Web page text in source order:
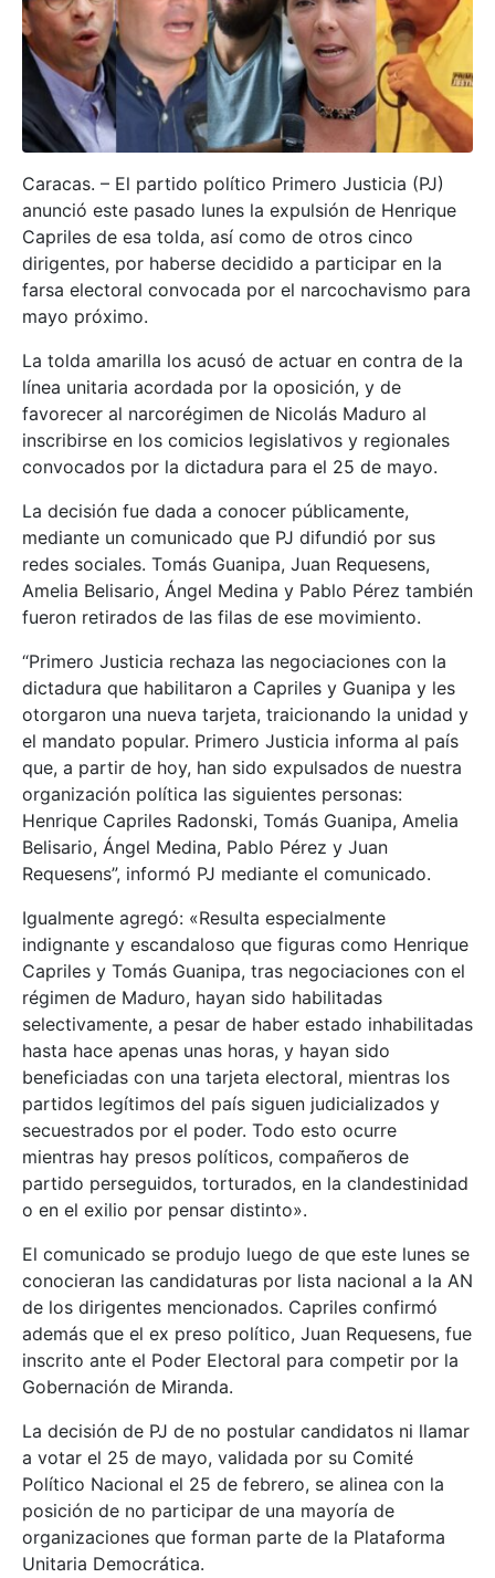
Caracas. – El partido político Primero Justicia (PJ)
anunció este pasado lunes la expulsión de Henrique
Capriles de esa tolda, así como de otros cinco
dirigentes, por haberse decidido a participar en la
farsa electoral convocada por el narcochavismo para
mayo próximo.
La tolda amarilla los acusó de actuar en contra de la
línea unitaria acordada por la oposición, y de
favorecer al narcorégimen de Nicolás Maduro al
inscribirse en los comicios legislativos y regionales
convocados por la dictadura para el 25 de mayo.
La decisión fue dada a conocer públicamente,
mediante un comunicado que PJ difundió por sus
redes sociales. Tomás Guanipa, Juan Requesens,
Amelia Belisario, Ángel Medina y Pablo Pérez también
fueron retirados de las filas de ese movimiento.
“Primero Justicia rechaza las negociaciones con la
dictadura que habilitaron a Capriles y Guanipa y les
otorgaron una nueva tarjeta, traicionando la unidad y
el mandato popular. Primero Justicia informa al país
que, a partir de hoy, han sido expulsados de nuestra
organización política las siguientes personas:
Henrique Capriles Radonski, Tomás Guanipa, Amelia
Belisario, Ángel Medina, Pablo Pérez y Juan
Requesens”, informó PJ mediante el comunicado.
Igualmente agregó: «Resulta especialmente
indignante y escandaloso que figuras como Henrique
Capriles y Tomás Guanipa, tras negociaciones con el
régimen de Maduro, hayan sido habilitadas
selectivamente, a pesar de haber estado inhabilitadas
hasta hace apenas unas horas, y hayan sido
beneficiadas con una tarjeta electoral, mientras los
partidos legítimos del país siguen judicializados y
secuestrados por el poder. Todo esto ocurre
mientras hay presos políticos, compañeros de
partido perseguidos, torturados, en la clandestinidad
o en el exilio por pensar distinto».
El comunicado se produjo luego de que este lunes se
conocieran las candidaturas por lista nacional a la AN
de los dirigentes mencionados. Capriles confirmó
además que el ex preso político, Juan Requesens, fue
inscrito ante el Poder Electoral para competir por la
Gobernación de Miranda.
La decisión de PJ de no postular candidatos ni llamar
a votar el 25 de mayo, validada por su Comité
Político Nacional el 25 de febrero, se alinea con la
posición de no participar de una mayoría de
organizaciones que forman parte de la Plataforma
Unitaria Democrática.